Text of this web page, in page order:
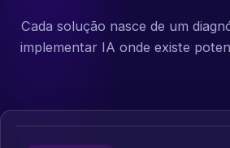
Cada solução nasce de um
implementar IA onde existe